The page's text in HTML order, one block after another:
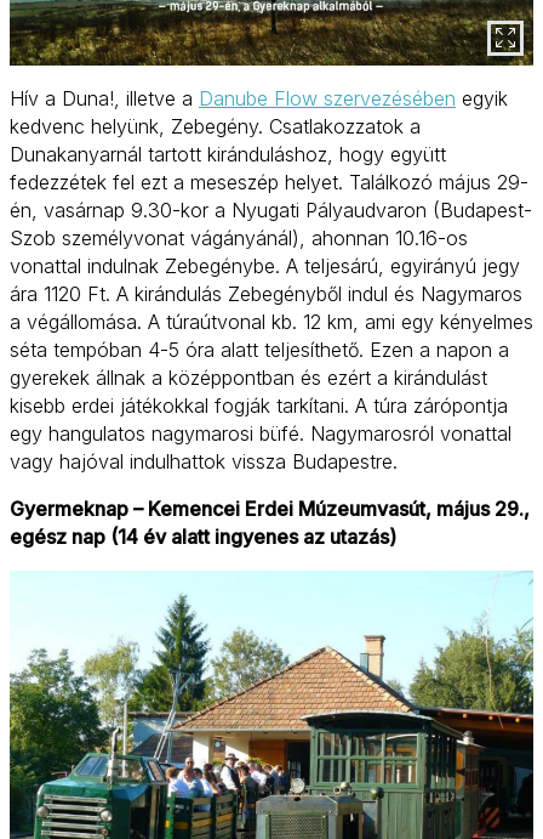
Hív a Duna!, illetve a Danube Flow szervezésében egyik
kedvenc helyünk, Zebegény. Csatlakozzatok a
Dunakanyarnál tartott kiránduláshoz, hogy együtt
fedezzétek fel ezt a meseszép helyet. Találkozó május 29-
én, vasárnap 9.30-kor a Nyugati Pályaudvaron (Budapest-
Szob személyvonat vágányánál), ahonnan 10.16-os
vonattal indulnak Zebegénybe. A teljesárú, egyirányú jegy
ára 1120 Ft. A kirándulás Zebegényből indul és Nagymaros
a végállomása. A túraútvonal kb. 12 km, ami egy kényelmes
séta tempóban 4-5 óra alatt teljesíthető. Ezen a napon a
gyerekek állnak a középpontban és ezért a kirándulást
kisebb erdei játékokkal fogják tarkítani. A túra zárópontja
egy hangulatos nagymarosi büfé. Nagymarosról vonattal
vagy hajóval indulhattok vissza Budapestre.
Gyermeknap – Kemencei Erdei Múzeumvasút, május 29.,
egész nap (14 év alatt ingyenes az utazás)